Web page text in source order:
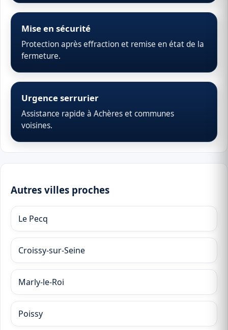
Mise en sécurité
Protection après effraction et remise en état de la
fermeture.
Urgence serrurier
Assistance rapide à Achères et communes
voisines.
Autres villes proches
Le Pecq
Croissy-sur-Seine
Marly-le-Roi
Poissy